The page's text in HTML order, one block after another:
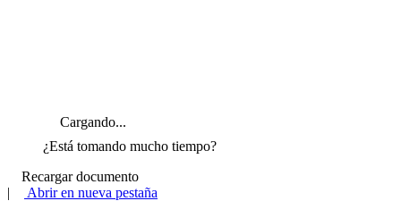
Cargando...
¿Está tomando mucho tiempo?
Recargar documento
|
Abrir en nueva pestaña